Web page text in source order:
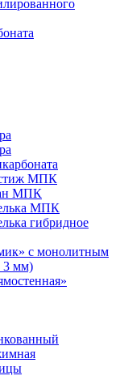
МПК
МПК
МПК
гибридное
с монолитным
3 мм)